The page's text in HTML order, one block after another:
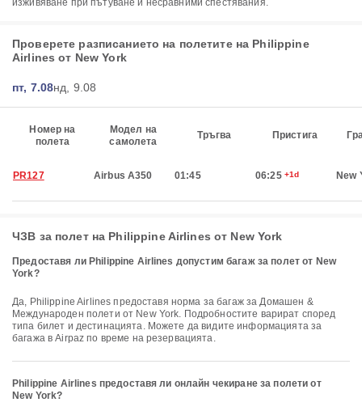
изживяване при пътуване и несравними спестявания.
Проверете разписанието на полетите на Philippine
Airlines от New York
пт, 7.08нд, 9.08
Номер на
полета
Модел на
самолета
Тръгва Пристига
PR127 Airbus A350 01:45 06:25 +1d New
ЧЗВ за полет на Philippine Airlines от New York
Предоставя ли Philippine Airlines допустим багаж за полет от New
York?
Да, Philippine Airlines предоставя норма за багаж за Домашен &
Международен полети от New York. Подробностите варират според
типа билет и дестинацията. Можете да видите информацията за
багажа в Airpaz по време на резервацията.
Philippine Airlines предоставя ли онлайн чекиране за полети от
New York?